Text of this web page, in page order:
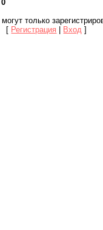
0
только
[ Регистрация Вход ]